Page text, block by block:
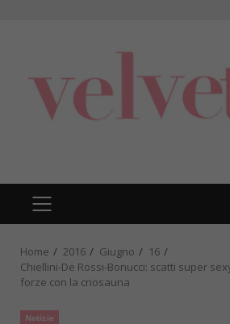
PRIMARY
MENU
Home 2016 Giugno
16
Chiellini-De Rossi-Bonucci: scatti super
forze con la criosauna
Notizie